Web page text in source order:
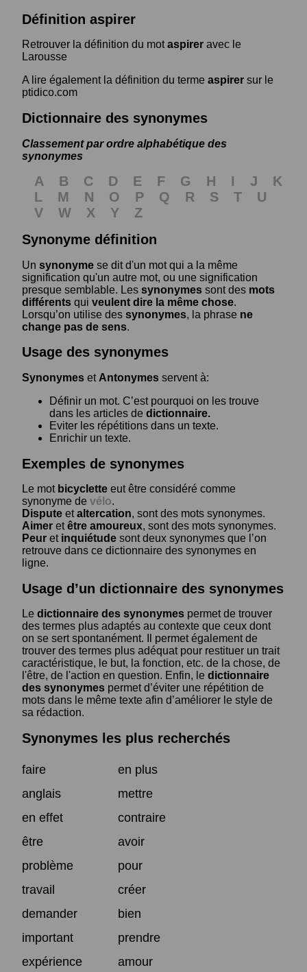
Définition aspirer
Retrouver la définition du motaspirer avec le
Larousse
A lire également la définition du terme aspirer sur le
ptidico.com
Dictionnaire des synonymes
Classement par ordre alphabétique des
synonymes
A B C D E F G H I J
K
L
M N O P Q R S T
U
V
W X Y
Z
Synonyme définition
Un synonyme se dit d'un mot qui a la même
signification qu'un autre mot, ou une signification
presque semblable. Les synonymes sont des mots
différents qui veulent dire la même chose.
Lorsqu’on utilise des synonymes, la phrase ne
change pas de sens.
Usage des synonymes
Synonymes et Antonymes servent à:
Définir un mot. C’est pourquoi on les trouve
dans les articles de dictionnaire.
Eviter les répétitions dans un texte.
Enrichir un texte.
Exemples de synonymes
Le mot bicyclette eut être considéré comme
synonyme de vélo.
Dispute etaltercation, sont des mots synonymes.
Aimer etêtre amoureux, sont des mots synonymes.
Peur et inquiétude sont deux synonymes que l’on
retrouve dans ce dictionnaire des synonymes en
ligne.
Usage d’un dictionnaire des synonymes
Le dictionnaire des synonymes permet de trouver
des termes plus adaptés au contexte que ceux dont
on se sert spontanément. Il permet également de
trouver des termes plus adéquat pour restituer un trait
caractéristique, le but, la fonction, etc. de la chose, de
l'être, de l'action en question. Enfin, le dictionnaire
des synonymes permet d’éviter une répétition de
mots dans le même texte afin d’améliorer le style de
sa rédaction.
Synonymes les plus recherchés
faire
en plus
anglais
mettre
en effet
contraire
être
avoir
problème
pour
travail
créer
demander
bien
important
prendre
expérience
amour